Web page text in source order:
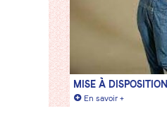
MISE À DISPOSITION
+ En savoir +